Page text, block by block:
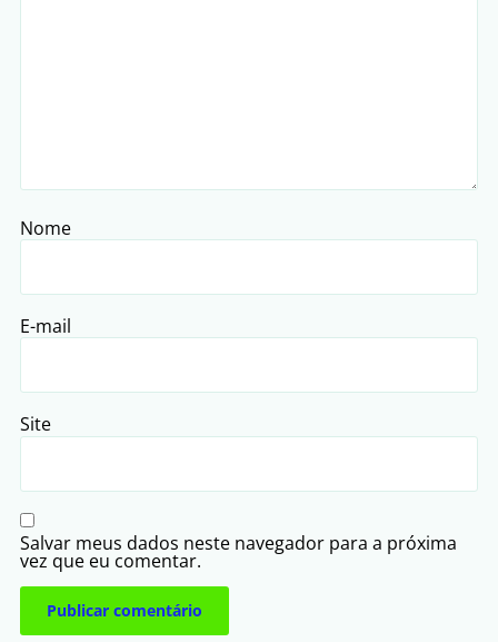
Nome
E-mail
Site
Salvar meus dados neste navegador para a próxima
vez que eu comentar.